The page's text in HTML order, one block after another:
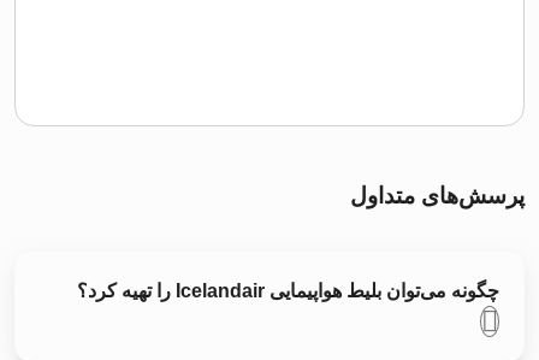
پرسش‌های متداول
چگونه می‌توان بلیط هواپیمایی Icelandair را تهیه کرد؟